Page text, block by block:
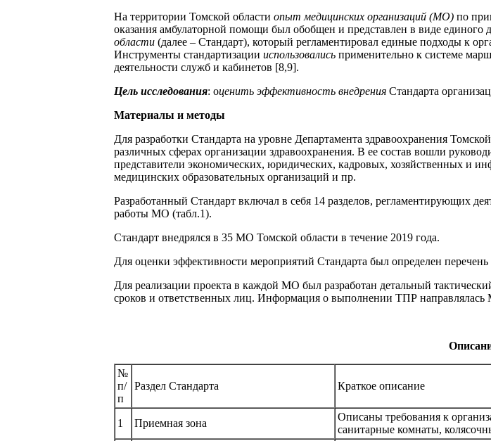
На территории Томской области опыт медицинских организаций (МО) по
оказания амбулаторной помощи был обобщен и представлен в виде единого
области (далее – Стандарт), который регламентировал единые подходы к
Инструменты стандартизации использовались применительно к системе
деятельности служб и кабинетов [8,9].
Цель исследования: оценить эффективность внедрения Стандарта
Материалы и методы
Для разработки Стандарта на уровне Департамента здравоохранения
различных сферах организации здравоохранения. В ее состав вошли
представители экономических, юридических, кадровых, хозяйственных и
медицинских образовательных организаций и пр.
Разработанный Стандарт включал в себя 14 разделов, регламентирующих
работы МО (табл.1).
Стандарт внедрялся в 35 МО Томской области в течение 2019 года.
Для оценки эффективности мероприятий Стандарта был определен
Для реализации проекта в каждой МО был разработан детальный
сроков и ответственных лиц. Информация о выполнении ТПР
№
п/
п
Раздел Стандарта Краткое описание
1 Приемная зона
Описаны требования к
санитарные комнаты,